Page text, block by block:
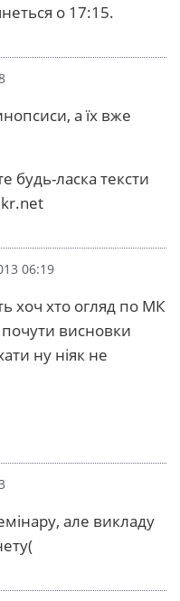
о 17:15.
а їх вже
будь-ласка тексти
06:19
хоч хто огляд по МК
почути висновки
ну ніяк не
але викладу